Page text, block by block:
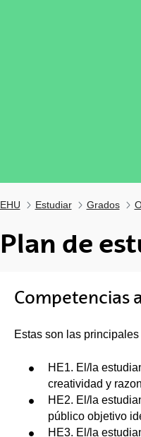
subpáginas
EHU Estudiar Grados
Plan de
Competencias
Estas son las
HE1. El/la
creatividad y
HE2. El/la
público objetivo
HE3. El/la